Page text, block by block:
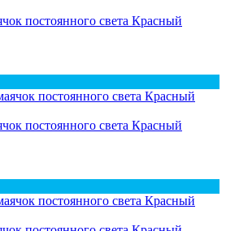
постоянного света Красный
постоянного света Красный